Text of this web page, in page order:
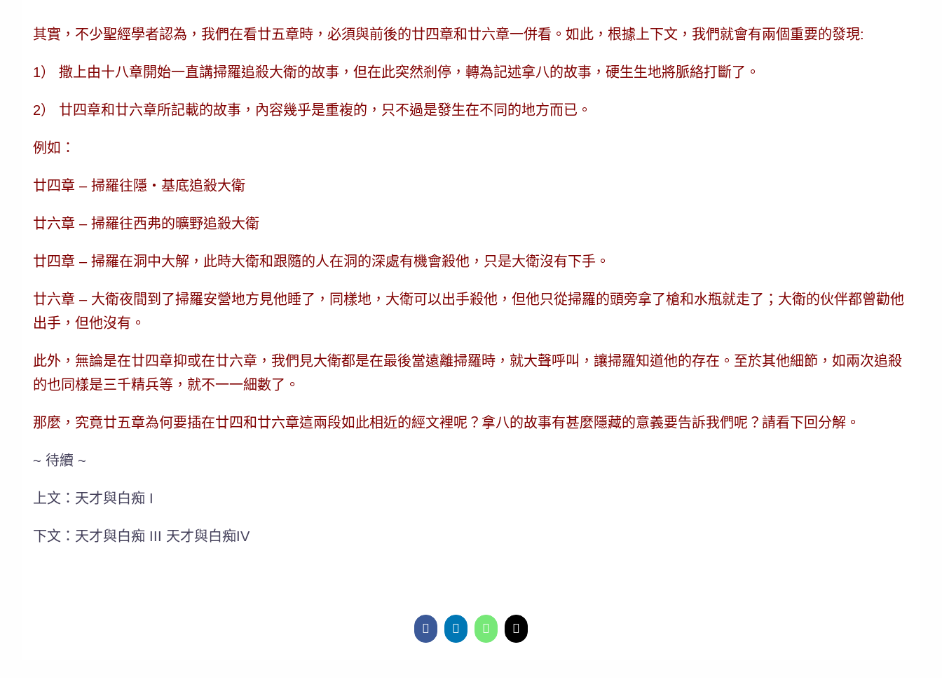
其實，不少聖經學者認為，我們在看廿五章時，必須與前後的廿四章和廿六章一併看。如此，根據上下文，我們就會有兩個重要的發現:
1） 撒上由十八章開始一直講掃羅追殺大衛的故事，但在此突然剎停，轉為記述拿八的故事，硬生生地將脈絡打斷了。
2） 廿四章和廿六章所記載的故事， 內容幾乎是重複的 ，只不過是發生在不同的地方而已。
例如：
廿四章 – 掃羅往隱‧基底追殺大衛
廿六章 – 掃羅往西弗的曠野追殺大衛
廿四章 – 掃羅在洞中大解，此時大衛和跟隨的人在洞的深處有機會殺他， 只是大衛沒有下手 。
廿六章 – 大衛夜間到了掃羅安營地方見他睡了，同樣地，大衛可以出手殺他，但他只從掃羅的頭旁拿了槍和水瓶就走了； 大衛的伙伴都曾勸他
出手，但他沒有 。
此外，無論是在廿四章抑或在廿六章，我們見大衛都是在最後當遠離掃羅時，就大聲呼叫，讓掃羅知道他的存在。至於其他細節，如兩次追殺
的也同樣是三千精兵等，就不一一細數了。
那麼，究竟廿五章為何要插在廿四和廿六章這兩段如此相近的經文裡呢？拿八的故事有甚麼隱藏的意義要告訴我們呢？請看下回分解。
~ 待續 ~
上文：天才與白痴 I
下文：天才與白痴 III 天才與白痴IV